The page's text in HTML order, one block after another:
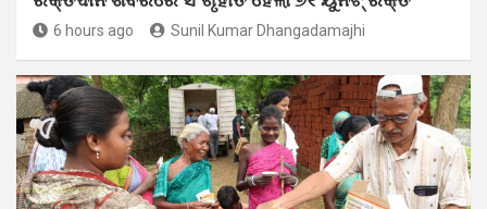
6 hours ago Sunil Kumar Dhangadamajhi